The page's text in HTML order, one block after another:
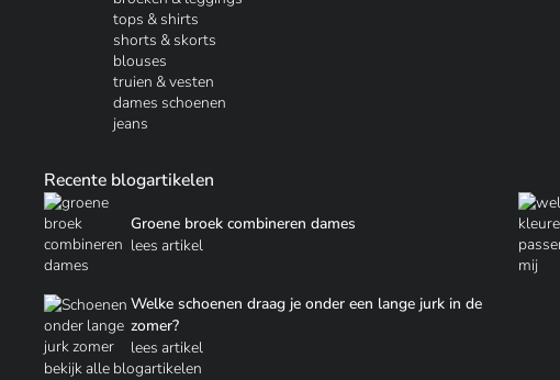
tops & shirts
shorts & skorts
blouses
truien & vesten
dames schoenen
jeans
Recente blogartikelen
Groene broek combineren dames
lees artikel
Welke schoenen draag je onder een lange jurk in de
zomer?
lees artikel
bekijk alle blogartikelen